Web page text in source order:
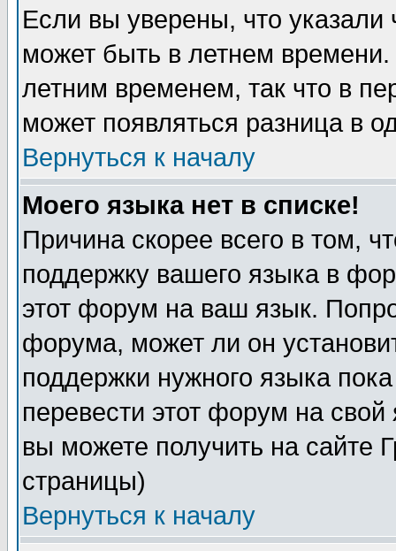
Если вы уверены, что указали
может быть в летнем
летним временем, так что в
может появляться разница в
Вернуться к началу
Моего языка нет в списке!
Причина скорее всего в том,
поддержку вашего языка в
этот форум на ваш язык.
форума, может ли он
поддержки нужного языка
перевести этот форум на
вы можете получить на сайте
страницы)
Вернуться к началу